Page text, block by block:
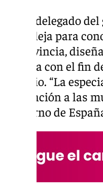
El subdelegado
Castilleja para
la provincia,
interna con el fin
servicio. “La
la atención a las
Gobierno de